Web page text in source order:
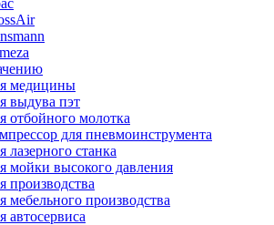
медицины
выдува пэт
отбойного молотка
для пневмоинструмента
лазерного станка
мойки высокого давления
производства
мебельного производства
автосервиса